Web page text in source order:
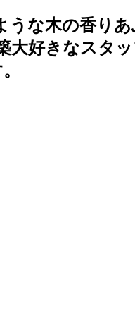
な木の香り
好きなスタ